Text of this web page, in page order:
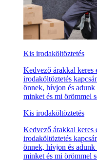
Kis irodaköltöztetés
Kedvező árakkal keres
irodaköltöztetés
önnek, hívjon és
minket és mi örömmel
Kis irodaköltöztetés
Kedvező árakkal keres
irodaköltöztetés
önnek, hívjon és
minket és mi örömmel